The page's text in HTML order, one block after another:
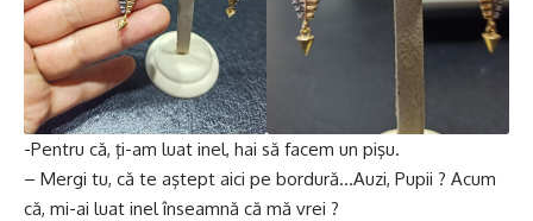
-Pentru că, ţi-am luat inel, hai să facem un pişu.
– Mergi tu, că te aştept aici pe bordură…Auzi, Pupii ? Acum
că, mi-ai luat inel înseamnă că mă vrei ?